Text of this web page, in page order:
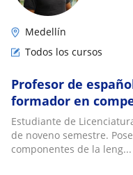
Medellín
Todos los cursos
Profesor de
formador en
habilidades
Estudiante de
de noveno semestre.
componentes de la leng...